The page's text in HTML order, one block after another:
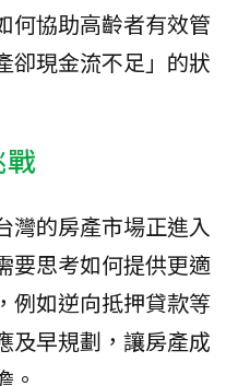
何協助高齡者有效管
卻現金流不足」的狀
戰
灣的房產市場正進入
要思考如何提供更適
例如逆向抵押貸款等
及早規劃，讓房產成
。